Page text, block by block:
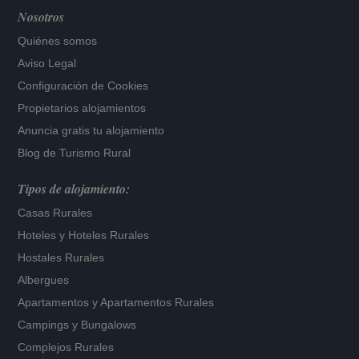
Nosotros
Quiénes somos
Aviso Legal
Configuración de Cookies
Propietarios alojamientos
Anuncia gratis tu alojamiento
Blog de Turismo Rural
Tipos de alojamiento:
Casas Rurales
Hoteles y Hoteles Rurales
Hostales Rurales
Albergues
Apartamentos yApartamentos Rurales
Campings y Bungalows
Complejos Rurales